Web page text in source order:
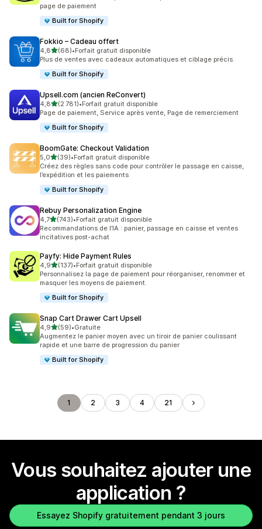
page de paiement
Built for Shopify
Fokkio – Cadeau offert
4,8étoile(s) sur 5
(68)
68 avis au total
•Forfait gratuit disponible
Plus de ventes avec cadeaux automatiques et ciblage précis.
Built for Shopify
Upsell.com (ancien ReConvert)
4,8étoile(s) sur 5
(2 781)
2781 avis au total
•Forfait gratuit disponible
Page de paiement, Service après vente, Page de remerciement
Built for Shopify
BoomGate: Checkout Validation
5,0étoile(s) sur 5
(39)
39 avis au total
•Forfait gratuit disponible
Créez des règles sans code pour contrôler le passage en caisse,
l’expédition et les paiements
Built for Shopify
Rebuy Personalization Engine
4,7étoile(s) sur 5
(743)
743 avis au total
•Forfait gratuit disponible
Recommandations de l’IA : panier, passage en caisse et ventes
incitatives post-achat
Payfy: Hide Payment Rules
4,9étoile(s) sur 5
(137)
137 avis au total
•Forfait gratuit disponible
Personnalisez la page de paiement pour réorganiser, renommer et
masquer les moyens de paiement.
Built for Shopify
Snap Cart Drawer Cart Upsell
4,9étoile(s) sur 5
(59)
59 avis au total
•Gratuite
Augmentez le panier moyen avec un tiroir de panier coulissant
rapide et une barre de progression du panier
Built for Shopify
1 2 3 4 21
Vous souhaitez ajouter une
application ?
Essayez Shopify gratuitement pendant 3 jours